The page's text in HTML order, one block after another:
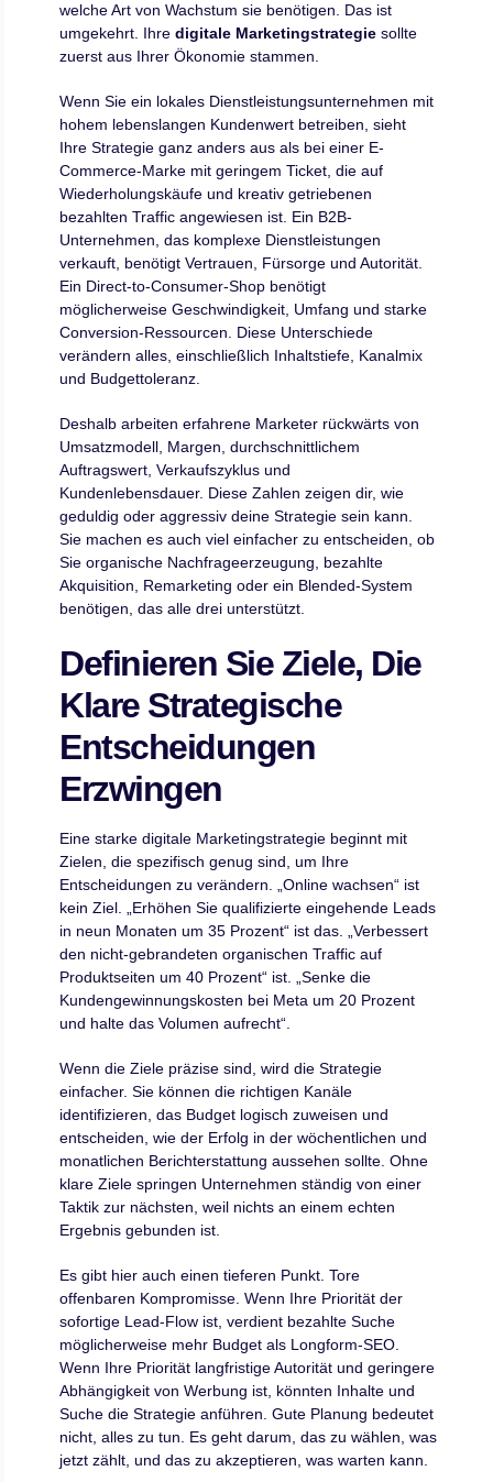
welche Art von Wachstum sie benötigen. Das ist
umgekehrt. Ihredigitale Marketingstrategie sollte
zuerst aus Ihrer Ökonomie stammen.
Wenn Sie ein lokales Dienstleistungsunternehmen mit
hohem lebenslangen Kundenwert betreiben, sieht
Ihre Strategie ganz anders aus als bei einer E-
Commerce-Marke mit geringem Ticket, die auf
Wiederholungskäufe und kreativ getriebenen
bezahlten Traffic angewiesen ist. Ein B2B-
Unternehmen, das komplexe Dienstleistungen
verkauft, benötigt Vertrauen, Fürsorge und Autorität.
Ein Direct-to-Consumer-Shop benötigt
möglicherweise Geschwindigkeit, Umfang und starke
Conversion-Ressourcen. Diese Unterschiede
verändern alles, einschließlich Inhaltstiefe, Kanalmix
und Budgettoleranz.
Deshalb arbeiten erfahrene Marketer rückwärts von
Umsatzmodell, Margen, durchschnittlichem
Auftragswert, Verkaufszyklus und
Kundenlebensdauer. Diese Zahlen zeigen dir, wie
geduldig oder aggressiv deine Strategie sein kann.
Sie machen es auch viel einfacher zu entscheiden, ob
Sie organische Nachfrageerzeugung, bezahlte
Akquisition, Remarketing oder ein Blended-System
benötigen, das alle drei unterstützt.
Definieren Sie Ziele, Die
Klare Strategische
Entscheidungen
Erzwingen
Eine starke digitale Marketingstrategie beginnt mit
Zielen, die spezifisch genug sind, um Ihre
Entscheidungen zu verändern. „Online wachsen“ ist
kein Ziel. „Erhöhen Sie qualifizierte eingehende Leads
in neun Monaten um 35 Prozent“ ist das. „Verbessert
den nicht-gebrandeten organischen Traffic auf
Produktseiten um 40 Prozent“ ist. „Senke die
Kundengewinnungskosten bei Meta um 20 Prozent
und halte das Volumen aufrecht“.
Wenn die Ziele präzise sind, wird die Strategie
einfacher. Sie können die richtigen Kanäle
identifizieren, das Budget logisch zuweisen und
entscheiden, wie der Erfolg in der wöchentlichen und
monatlichen Berichterstattung aussehen sollte. Ohne
klare Ziele springen Unternehmen ständig von einer
Taktik zur nächsten, weil nichts an einem echten
Ergebnis gebunden ist.
Es gibt hier auch einen tieferen Punkt. Tore
offenbaren Kompromisse. Wenn Ihre Priorität der
sofortige Lead-Flow ist, verdient bezahlte Suche
möglicherweise mehr Budget als Longform-SEO.
Wenn Ihre Priorität langfristige Autorität und geringere
Abhängigkeit von Werbung ist, könnten Inhalte und
Suche die Strategie anführen. Gute Planung bedeutet
nicht, alles zu tun. Es geht darum, das zu wählen, was
jetzt zählt, und das zu akzeptieren, was warten kann.